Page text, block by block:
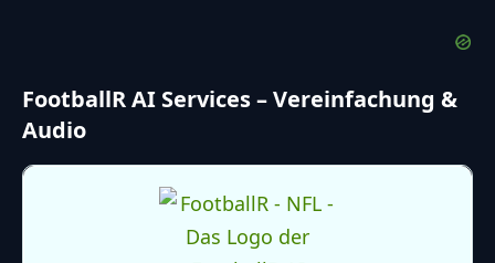
FootballR AI Services – Vereinfachung &
Audio